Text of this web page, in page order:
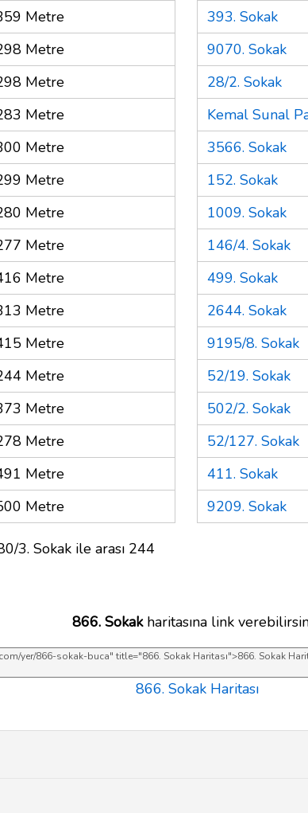
Metre
Metre
Metre
Metre
Metre
Metre
Metre
Metre
Metre
Metre
Metre
Metre
Metre
Metre
Metre
Metre
3. Sokak ile arası 244
393. Sokak
9070. Sokak
28/2. Sokak
Kemal Sunal
3566. Sokak
152. Sokak
1009. Sokak
146/4. Sokak
499. Sokak
2644. Sokak
9195/8. Sokak
52/19. Sokak
502/2. Sokak
52/127. Sokak
411. Sokak
9209. Sokak
866. Sokakharitasına link
866. Sokak Haritası